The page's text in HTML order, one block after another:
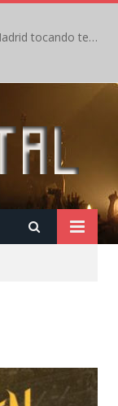
Concierto de Anette Olzon en Agosto en Madrid tocando temas de Nightwish